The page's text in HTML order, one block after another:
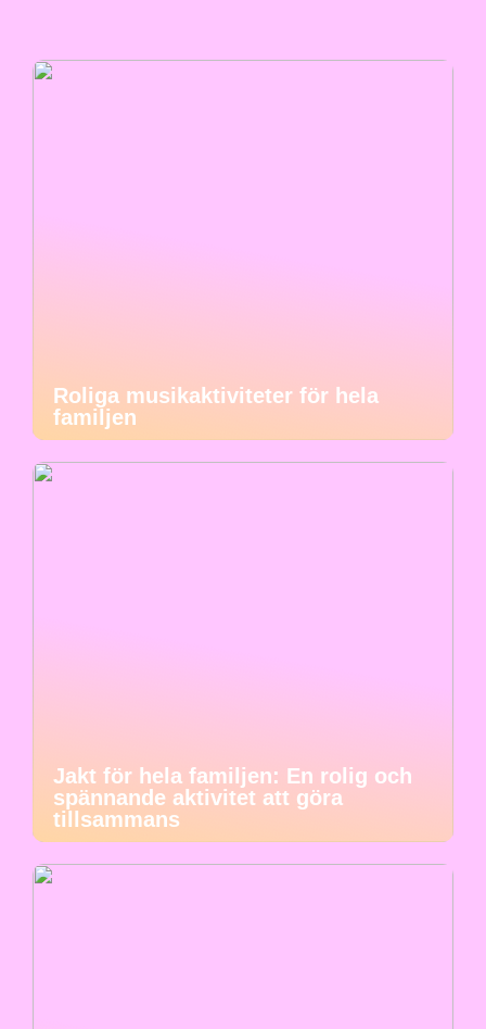
Roliga musikaktiviteter för hela
familjen
Jakt för hela familjen: En rolig och
spännande aktivitet att göra
tillsammans